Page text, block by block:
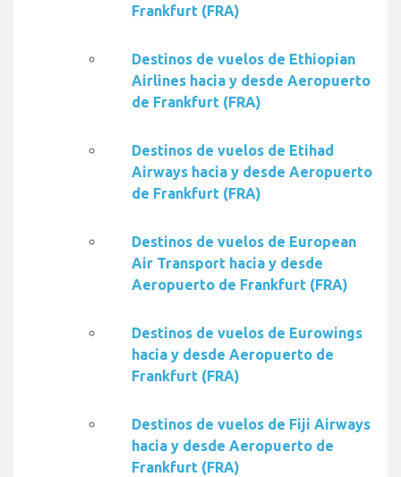
Frankfurt (FRA)
Destinos de vuelos de Ethiopian
Airlines hacia y desde Aeropuerto
de Frankfurt (FRA)
Destinos de vuelos de Etihad
Airways hacia y desde Aeropuerto
de Frankfurt (FRA)
Destinos de vuelos de European
Air Transport hacia y desde
Aeropuerto de Frankfurt (FRA)
Destinos de vuelos de Eurowings
hacia y desde Aeropuerto de
Frankfurt (FRA)
Destinos de vuelos de Fiji Airways
hacia y desde Aeropuerto de
Frankfurt (FRA)